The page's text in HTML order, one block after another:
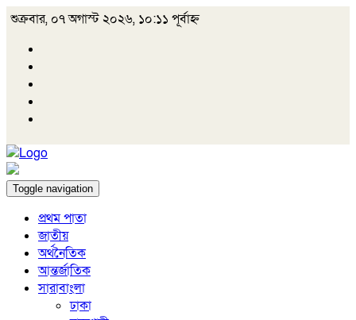
শুক্রবার, ০৭ অগাস্ট ২০২৬, ১০:১১ পূর্বাহ্ন
Toggle navigation
প্রথম পাতা
জাতীয়
অর্থনৈতিক
আন্তর্জাতিক
সারাবাংলা
ঢাকা